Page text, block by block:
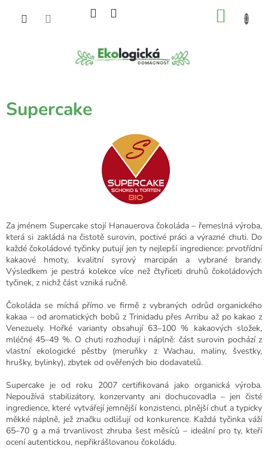
Supercake
Za jménem Supercake stojí Hanauerova čokoláda – řemeslná výroba,
která si zakládá na čistotě surovin, poctivé práci a výrazné chuti. Do
každé čokoládové tyčinky putují jen ty nejlepší ingredience: prvotřídní
kakaové hmoty, kvalitní syrový marcipán a vybrané brandy.
Výsledkem je pestrá kolekce více než čtyřiceti druhů čokoládových
tyčinek, z nichž část vzniká ručně.
Čokoláda se míchá přímo ve firmě z vybraných odrůd organického
kakaa – od aromatických bobů z Trinidadu přes Arribu až po kakao z
Venezuely. Hořké varianty obsahují 63–100 % kakaových složek,
mléčné 45–49 %. O chuti rozhodují i náplně: část surovin pochází z
vlastní ekologické pěstby (meruňky z Wachau, maliny, švestky,
hrušky, bylinky), zbytek od ověřených bio dodavatelů.
Supercake je od roku 2007 certifikovaná jako organická výroba.
Nepoužívá stabilizátory, konzervanty ani dochucovadla – jen čisté
ingredience, které vytvářejí jemnější konzistenci, plnější chuť a typicky
měkké náplně, jež značku odlišují od konkurence. Každá tyčinka váží
65–70 g a má trvanlivost zhruba šest měsíců – ideální pro ty, kteří
ocení autentickou, nepřikrášlovanou čokoládu.